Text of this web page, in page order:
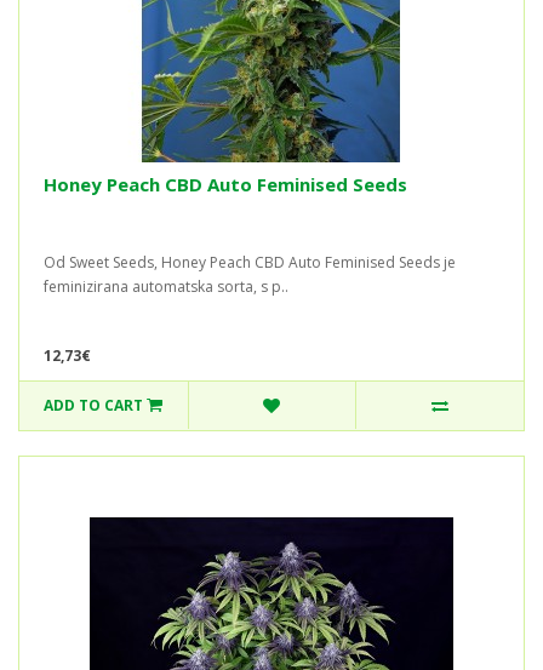
Honey Peach CBD Auto Feminised Seeds
Od Sweet Seeds, Honey Peach CBD Auto Feminised Seeds je
feminizirana automatska sorta, s p..
12,73€
ADD TO CART